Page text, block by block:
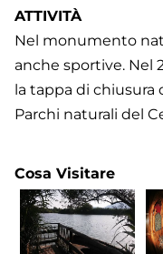
ATTIVITÀ
Nel monumento
anche sportive. Nel
la tappa di chiusura
Parchi naturali del
Cosa Visitare